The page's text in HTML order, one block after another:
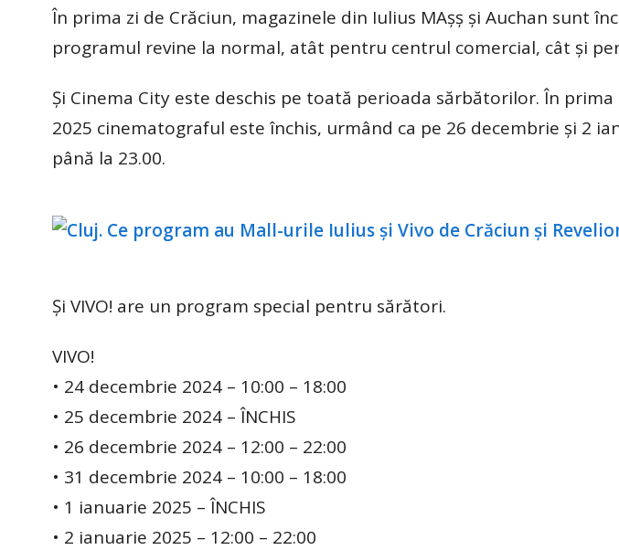
În prima zi de Crăciun, magazinele din Iulius MAșș și Auchan sunt
programul revine la normal, atât pentru centrul comercial, cât și
Și Cinema City este deschis pe toată perioada sărbătorilor. În
2025 cinematograful este închis, urmând ca pe 26 decembrie și 2
până la 23.00.
Și VIVO! are un program special pentru sărători.
VIVO!
• 24 decembrie 2024 – 10:00 – 18:00
• 25 decembrie 2024 – ÎNCHIS
• 26 decembrie 2024 – 12:00 – 22:00
• 31 decembrie 2024 – 10:00 – 18:00
• 1 ianuarie 2025 – ÎNCHIS
• 2 ianuarie 2025 – 12:00 – 22:00